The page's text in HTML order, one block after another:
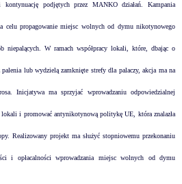
podjętych przez MANKO działań. Kampania
celu propagowanie miejsc wolnych od dymu nikotynowego
niepalących. W ramach współpracy lokali, które, dbając o
lub wydzielą zamknięte strefy dla palaczy, akcja ma na
Inicjatywa ma sprzyjać wprowadzaniu odpowiedzialnej
i promować antynikotynową politykę UE, która znalazła
Realizowany projekt ma służyć stopniowemu przekonaniu
i opłacalności wprowadzania miejsc wolnych od dymu